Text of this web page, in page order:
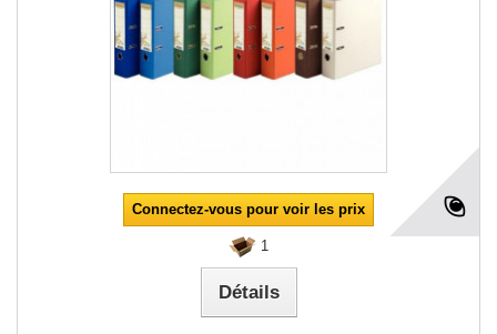
Connectez-vous pour voir les prix
1
Détails